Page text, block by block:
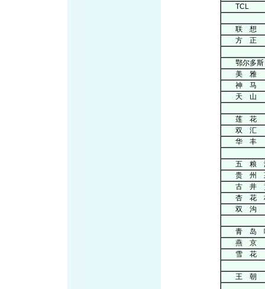
TCL
联 想
方 正
鄂尔多斯
美 雅
神 马
天 山
莲 花
双 汇
华 丰
五 粮
贵 州
古 井
杏 花
双 沟
青 岛
燕 京
雪 花
王 朝